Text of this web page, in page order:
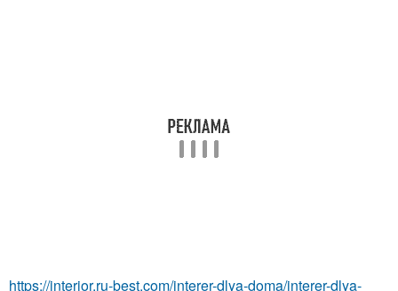
https://interior.ru-best.com/interer-dlya-doma/interer-dlya-